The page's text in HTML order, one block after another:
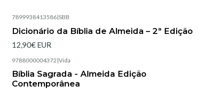
7899938413586|SBB
Dicionário da Bíblia de Almeida – 2ª Edição
12,90€ EUR
9788000004372 |Vida
Bíblia Sagrada - Almeida Edição
Contemporânea